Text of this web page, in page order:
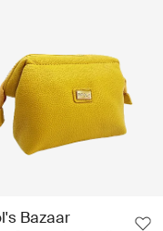
Bazaar